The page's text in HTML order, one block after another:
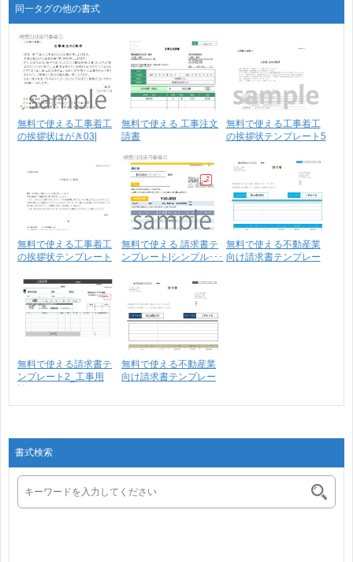
同一タグの他の書式
無料で使える工事着工
の挨拶状はがき03|
無料で使える 工事注文
請書
無料で使える工事着工
の挨拶状テンプレート5
無料で使える工事着工
の挨拶状テンプレート
無料で使える 請求書テ
ンプレート|シンプル･･･
無料で使える不動産業
向け請求書テンプレー
無料で使える請求書テ
ンプレート2_工事用
無料で使える不動産業
向け請求書テンプレー
書式検索